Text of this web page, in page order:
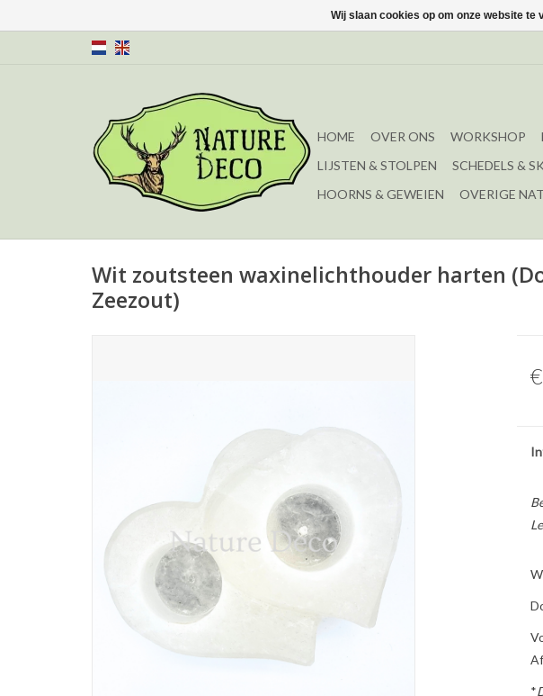
HOME OVER ONS WORKSHOP
LIJSTEN & STOLPEN
SCHEDELS &
HOORNS & GEWEIEN
OVERIGE
Wit zoutsteen waxinelichthouder harten
Zeezout)
*
Wij slaan cookies op om onze website te